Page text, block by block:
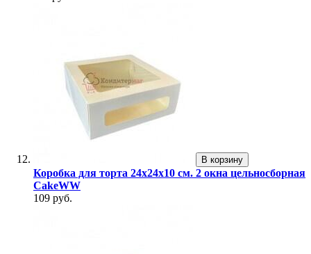
В корзину
Коробка для торта 24х24х10 см. 2 окна цельносборная
CakeWW
109 руб.